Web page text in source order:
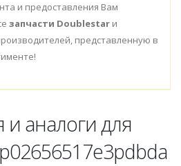
и предоставления Вам
запчасти Doublestar и
представленную в
аналоги для